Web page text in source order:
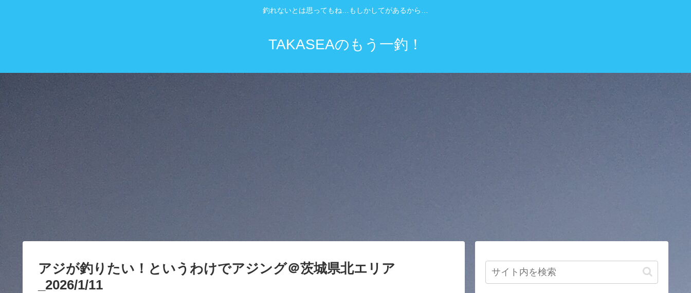
釣れないとは思ってもね…もしかしてがあるから…
TAKASEAのもう一釣！
アジが釣りたい！というわけでアジング＠茨城県北エリア
_2026/1/11